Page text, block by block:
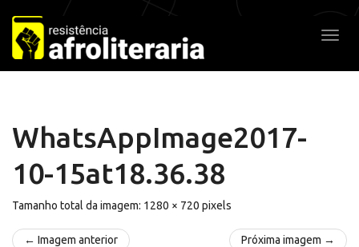
Pular
para
o
conteúdo
WhatsAppImage2017-
10-15at18.36.38
Tamanho total da imagem: 1280 × 720 pixels
← Imagem anterior Próxima imagem →